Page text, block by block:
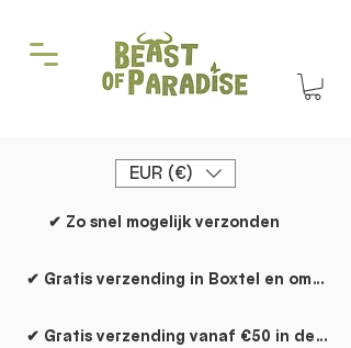
EUR (€)
✔ Zo snel mogelijk verzonden
✔ Gratis verzending in Boxtel en omgeving
✔ Gratis verzending vanaf €50 in de rest van NL